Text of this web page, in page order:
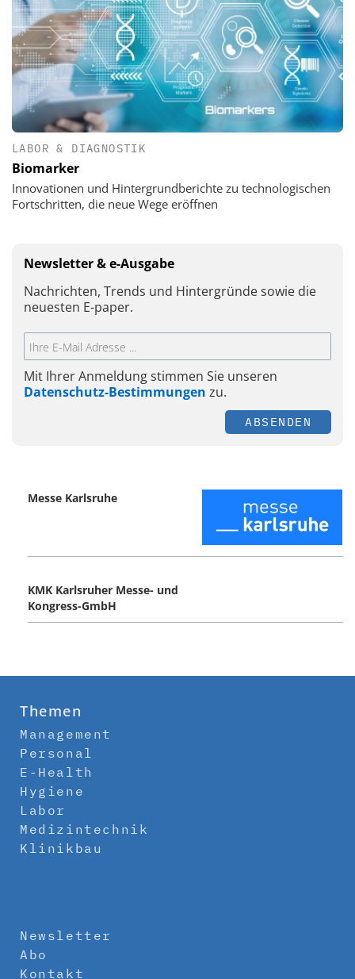
LABOR & DIAGNOSTIK
Biomarker
Innovationen und Hintergrundberichte zu technologischen
Fortschritten, die neue Wege eröffnen
Newsletter & e-Ausgabe
Nachrichten, Trends und Hintergründe sowie die
neuesten E-paper.
Mit Ihrer Anmeldung stimmen Sie unseren
Datenschutz-Bestimmungen zu.
ABSENDEN
Messe Karlsruhe
KMK Karlsruher Messe- und
Kongress-GmbH
Themen
Management
Personal
E-Health
Hygiene
Labor
Medizintechnik
Klinikbau
Newsletter
Abo
Kontakt